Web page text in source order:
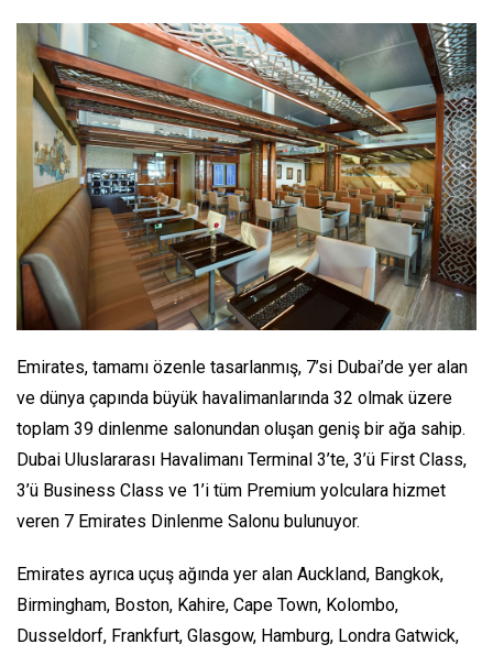
Emirates, tamamı özenle tasarlanmış, 7’si Dubai’de yer alan
ve dünya çapında büyük havalimanlarında 32 olmak üzere
toplam 39 dinlenme salonundan oluşan geniş bir ağa sahip.
Dubai Uluslararası Havalimanı Terminal 3’te, 3’ü First Class,
3’ü Business Class ve 1’i tüm Premium yolculara hizmet
veren 7 Emirates Dinlenme Salonu bulunuyor.
Emirates ayrıca uçuş ağında yer alan Auckland, Bangkok,
Birmingham, Boston, Kahire, Cape Town, Kolombo,
Dusseldorf, Frankfurt, Glasgow, Hamburg, Londra Gatwick,